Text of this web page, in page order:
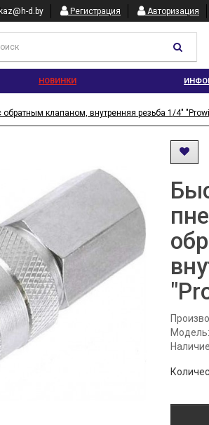
d.by Регистрация Авторизация
НОВИНКИ
клапаном, внутренняя резьба 1/4"